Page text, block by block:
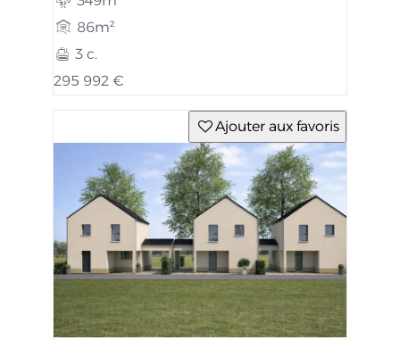
86m²
3 c.
295 992 €
Ajouter aux favoris